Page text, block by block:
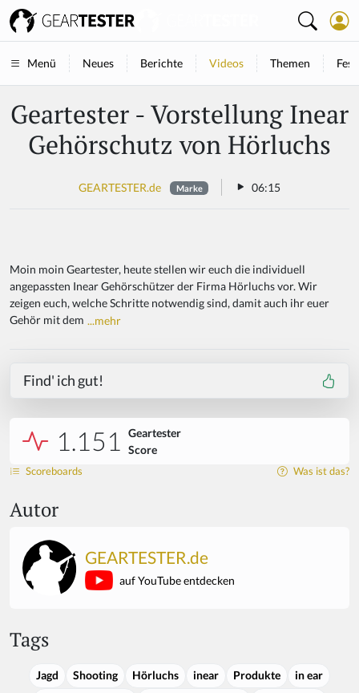
Menü Neues Berichte Videos Themen
Geartester - Vorstellung Inear
Gehörschutz von Hörluchs
GEARTESTER.de Marke 06:15
Moin moin Geartester, heute stellen wir euch die individuell
angepassten Inear Gehörschützer der Firma Hörluchs vor. Wir
zeigen euch, welche Schritte notwendig sind, damit auch ihr euer
Gehör mit dem ...mehr
Find' ich gut!
1.151 Geartester
Score
Scoreboards Was ist das?
Autor
GEARTESTER.de
auf YouTube entdecken
Tags
Jagd Shooting Hörluchs inear Produkte
in ear